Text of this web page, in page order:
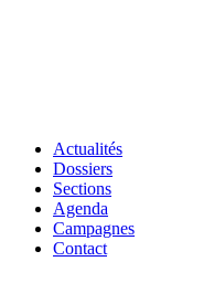
Actualités
Dossiers
Sections
Agenda
Campagnes
Contact